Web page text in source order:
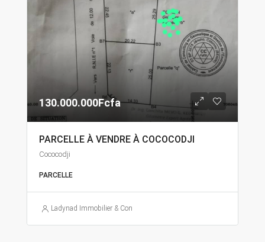
130.000.000Fcfa
PARCELLE À VENDRE À COCOCODJI
Cococodji
PARCELLE
Ladynad Immobilier & Construction